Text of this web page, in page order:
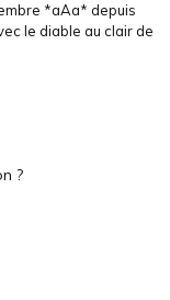
*aAa* depuis
le diable au clair de
?